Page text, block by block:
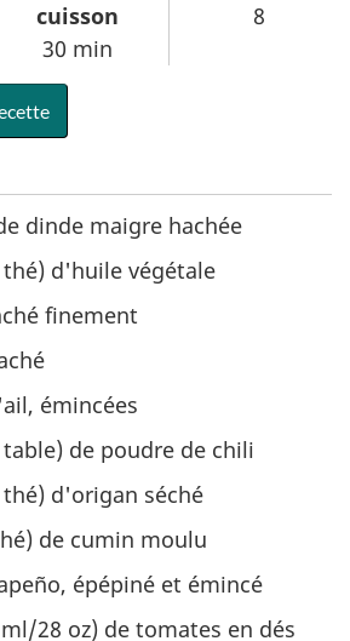
cuisson
30 min
8
dinde maigre hachée
thé) d'huile végétale
finement
émincées
table) de poudre de chili
thé) d'origan séché
de cumin moulu
épépiné et émincé
28 oz) de tomates en dés